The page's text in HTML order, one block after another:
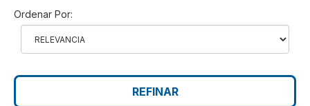
Ordenar Por:
REFINAR